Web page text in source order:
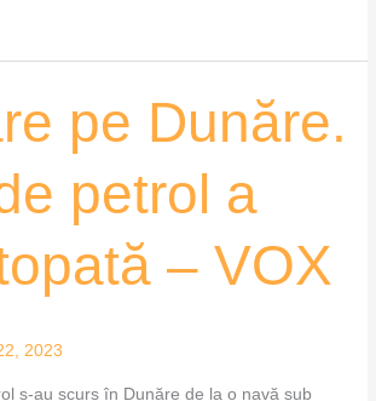
pe Dunăre.
petrol a
– VOX
2023
s-au scurs în Dunăre de la o navă sub